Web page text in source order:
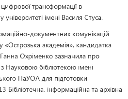
трансформації в
імені Василя Стуса.
документних комунікацій
«Острозька академія», кандидатка
Охріменко зазначила про
Науковою бібліотекою імені
НаУОА для підготовки
Бібліотечна, інформаційна та архівна